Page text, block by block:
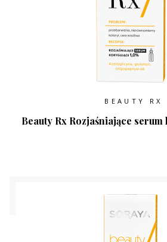
BEAUTY RX
Beauty Rx Rozjaśniające